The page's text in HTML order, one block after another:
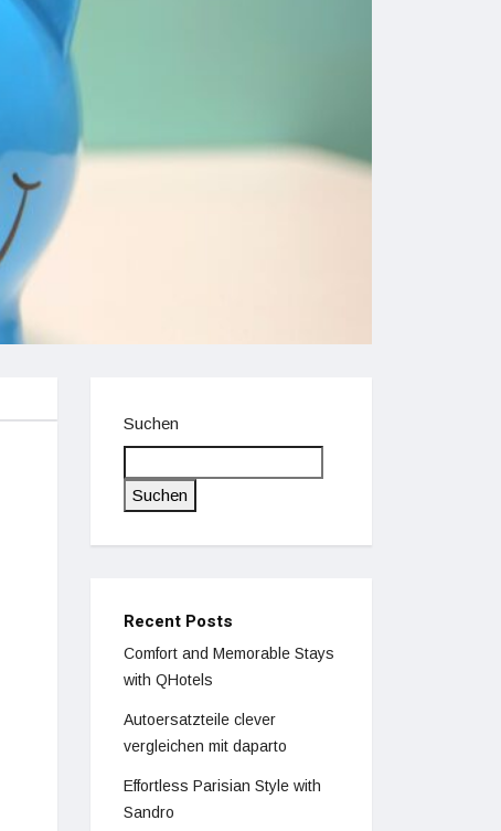
Suchen
Suchen
Recent Posts
Comfort and Memorable Stays
with QHotels
Autoersatzteile clever
vergleichen mit daparto
Effortless Parisian Style with
Sandro